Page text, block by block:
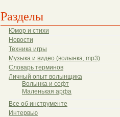
Разделы
Юмор и стихи
Новости
Техника игры
Музыка и видео (волынка, mp3)
Словарь терминов
Личный опыт волынщика
Волынка и софт
Маленькая арфа
Все об инструменте
Интервью